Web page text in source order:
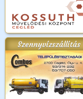
Szennyvízszállítás
2018.
Kossuth Toborzó
Ünnepély